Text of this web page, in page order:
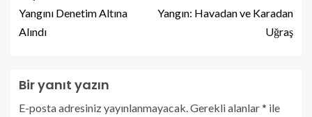
Yangını Denetim Altına
Alındı
Yangın: Havadan ve Karadan
Uğraş
Bir yanıt yazın
E-posta adresiniz yayınlanmayacak.Gerekli alanlar* ile